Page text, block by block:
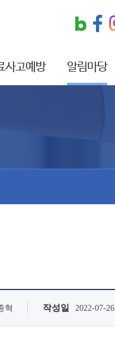
사고예방 알림마당
혁 작성일 2022-07-26